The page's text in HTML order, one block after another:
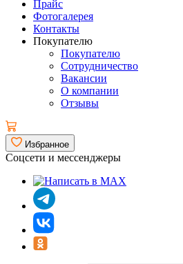
Прайс
Фотогалерея
Контакты
Покупателю
Покупателю
Сотрудничество
Вакансии
О компании
Отзывы
Избранное
Соцсети и мессенджеры